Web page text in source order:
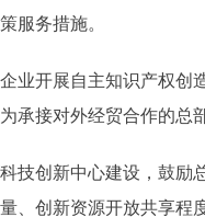
服务措施。
业开展自主知识产权创
承接对外经贸合作的总
技创新中心建设，鼓励
、创新资源开放共享